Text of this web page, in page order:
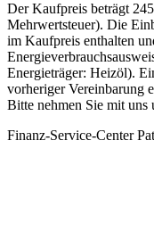
Der Kaufpreis beträgt
Mehrwertsteuer). Die
im Kaufpreis enthalten
Energieträger: Heizöl).
vorheriger Vereinbarung
Bitte nehmen Sie mit
Finanz-Service-Center